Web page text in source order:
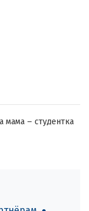
мама – студентка